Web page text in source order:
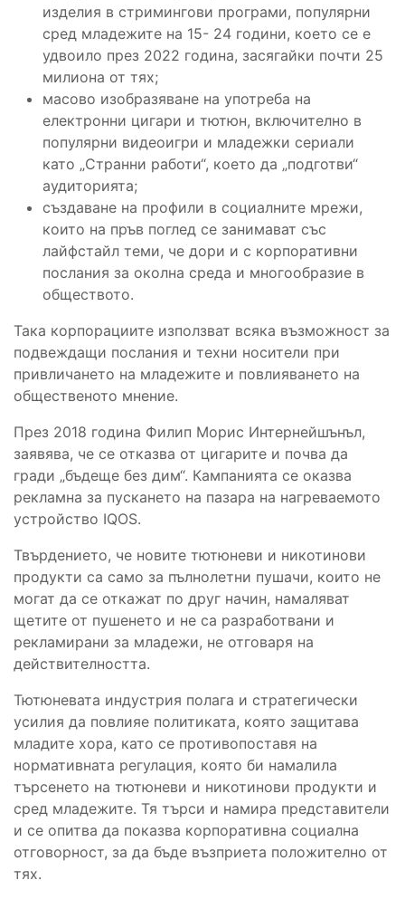
изделия в стримингови програми, популярни
сред младежите на 15- 24 години, което се е
удвоило през 2022 година, засягайки почти 25
милиона от тях;
масово изобразяване на употреба на
електронни цигари и тютюн, включително в
популярни видеоигри и младежки сериали
като „Странни работи“, което да „подготви“
аудиторията;
създаване на профили в социалните мрежи,
които на пръв поглед се занимават със
лайфстайл теми, че дори и с корпоративни
послания за околна среда и многообразие в
обществото.
Така корпорациите използват всяка възможност за
подвеждащи послания и техни носители при
привличането на младежите и повлияването на
общественото мнение.
През 2018 година Филип Морис Интернейшънъл,
заявява, че се отказва от цигарите и почва да
гради „бъдеще без дим“. Кампанията се оказва
рекламна за пускането на пазара на нагреваемото
устройство IQOS.
Твърдението, че новите тютюневи и никотинови
продукти са само за пълнолетни пушачи, които не
могат да се откажат по друг начин, намаляват
щетите от пушенето и не са разработвани и
рекламирани за младежи, не отговаря на
действителността.
Тютюневата индустрия полага и стратегически
усилия да повлияе политиката, която защитава
младите хора, като се противопоставя на
нормативната регулация, която би намалила
търсенето на тютюневи и никотинови продукти и
сред младежите. Тя търси и намира представители
и се опитва да показва корпоративна социална
отговорност, за да бъде възприета положително от
тях.